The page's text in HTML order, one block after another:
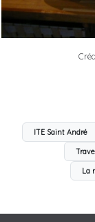
ITE Saint André
La